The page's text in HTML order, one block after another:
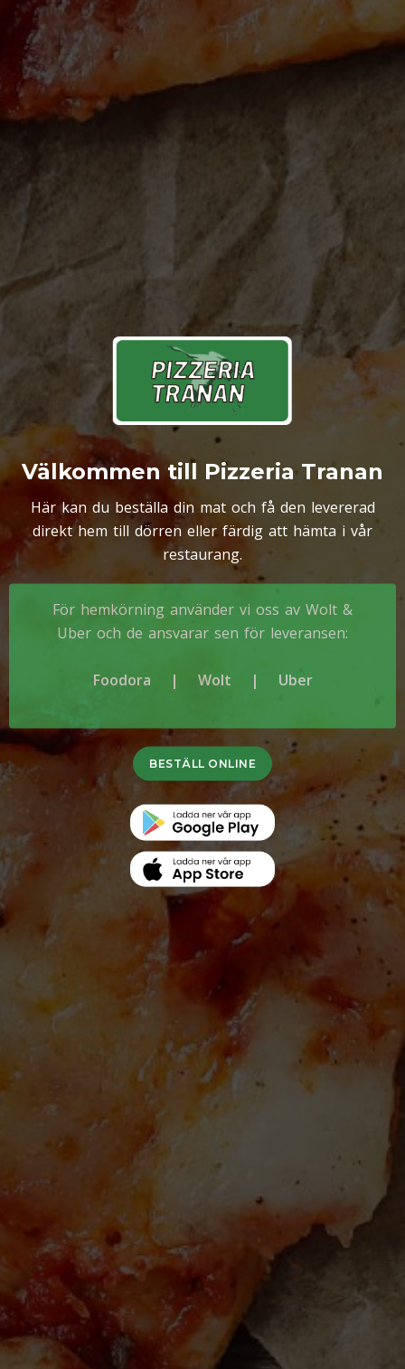
Välkommen till Pizzeria Tranan
Här kan du beställa din mat och få den levererad
direkt hem till dörren eller färdig att hämta i vår
restaurang.
För hemkörning använder vi oss av Wolt &
Uber och de ansvarar sen för leveransen:
Foodora | Wolt | Uber
BESTÄLL ONLINE